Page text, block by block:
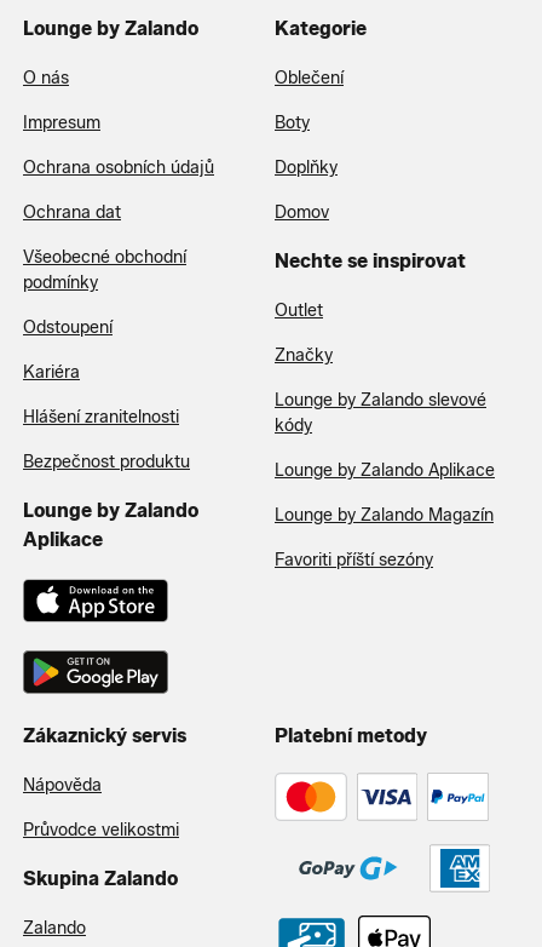
Lounge by Zalando
O nás
Impresum
Ochrana osobních údajů
Ochrana dat
Všeobecné obchodní
podmínky
Odstoupení
Kariéra
Hlášení zranitelnosti
Bezpečnost produktu
Lounge by Zalando
Aplikace
Kategorie
Oblečení
Boty
Doplňky
Domov
Nechte se inspirovat
Outlet
Značky
Lounge by Zalando slevové
kódy
Lounge by Zalando Aplikace
Lounge by Zalando Magazín
Favoriti příští sezóny
Zákaznický servis
Nápověda
Průvodce velikostmi
Skupina Zalando
Zalando
Platební metody